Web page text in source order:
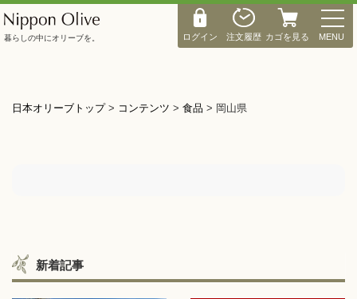
ログイン 注文履歴 カゴを見る
M
E
N
MENU
暮らしの中にオリーブを。
日本オリーブトップ> コンテンツ > 食品 > 岡山県
新着記事